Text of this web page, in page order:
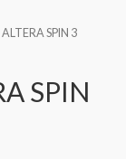
SPIN 3
SPIN